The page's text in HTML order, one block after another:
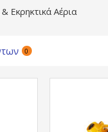
Εκρηκτικά Αέρια
0